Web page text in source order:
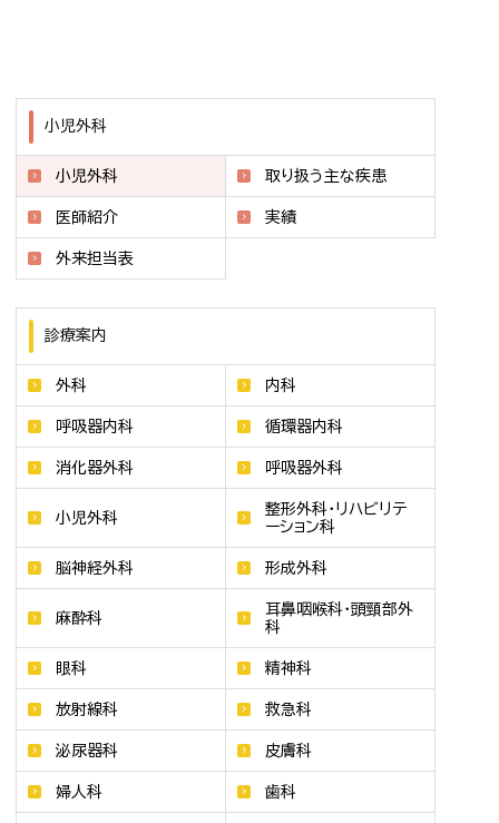
小児外科
小児外科 取り扱う主な疾患
医師紹介 実績
外来担当表
診療案内
外科 内科
呼吸器内科 循環器内科
消化器外科 呼吸器外科
小児外科
整形外科・リハビリテ
ーション科
脳神経外科 形成外科
麻酔科
耳鼻咽喉科・頭頸部外
科
眼科 精神科
放射線科 救急科
泌尿器科 皮膚科
婦人科 歯科